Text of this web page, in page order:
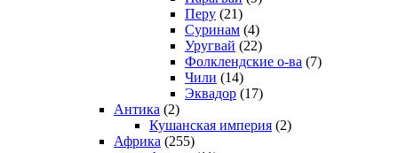
Перу (21)
Суринам (4)
Уругвай (22)
Фолклендские о-ва (7)
Чили (14)
Эквадор (17)
Антика (2)
Кушанская империя (2)
Африка (255)